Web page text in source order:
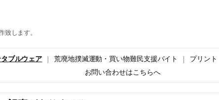
します。
ブルウェア 荒廃地撲滅運動・買い物難民支援バイト プリント
お問い合わせはこちらへ